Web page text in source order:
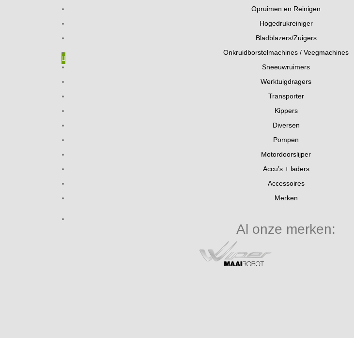
Opruimen en Reinigen
Hogedrukreiniger
Bladblazers/Zuigers
Onkruidborstelmachines / Veegmachines
Sneeuwruimers
Werktuigdragers
Transporter
Kippers
Diversen
Pompen
Motordoorslijper
Accu’s + laders
Accessoires
Merken
Al onze merken: